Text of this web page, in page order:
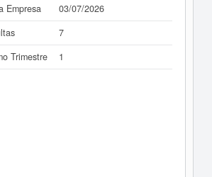
Empresa
03/07/2026
7
Trimestre
1